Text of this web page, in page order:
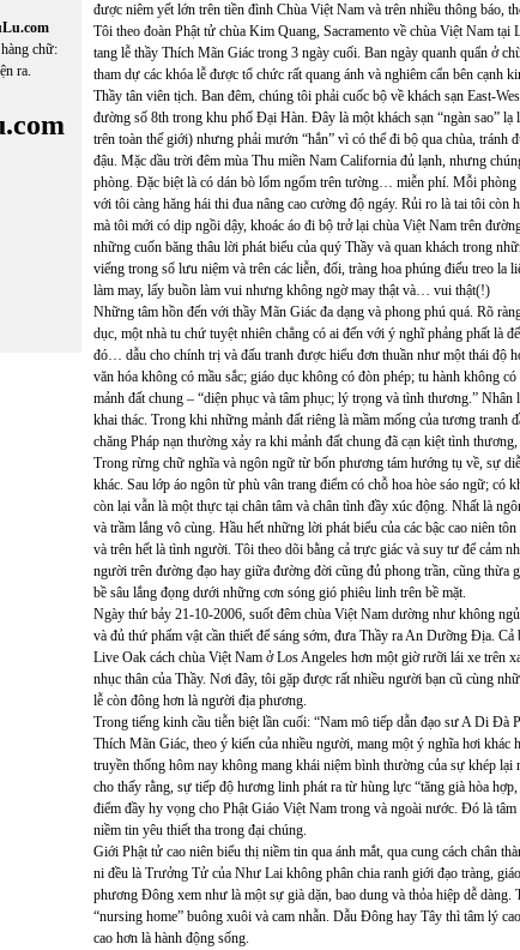
chữ:
ra.
được niêm yết lớn trên tiền đình Chùa Việt Nam và trên nhiều thông báo,
Tôi theo đoàn Phật tử chùa Kim Quang, Sacramento về chùa Việt Nam tại
tang lễ thầy Thích Mãn Giác trong 3 ngày cuối. Ban ngày quanh quẩn ở
tham dự các khóa lễ được tổ chức rất quang ánh và nghiêm cẩn bên cạnh
Thầy tân viên tịch. Ban đêm, chúng tôi phải cuốc bộ về khách sạn East-
đường số 8th trong khu phố Đại Hàn. Đây là một khách sạn “ngàn sao”
trên toàn thế giới) nhưng phải mướn “hắn” vì có thể đi bộ qua chùa, tránh
đậu. Mặc dầu trời đêm mùa Thu miền Nam California đủ lạnh, nhưng
phòng. Đặc biệt là có dán bò lổm ngổm trên tường… miễn phí. Mỗi
với tôi càng hăng hái thi đua nâng cao cường độ ngáy. Rủi ro là tai tôi
mà tôi mới có dịp ngồi dậy, khoác áo đi bộ trở lại chùa Việt Nam trên
những cuốn băng thâu lời phát biểu của quý Thầy và quan khách trong
viếng trong sổ lưu niệm và trên các liễn, đối, tràng hoa phúng điếu treo
làm may, lấy buồn làm vui nhưng không ngờ may thật và… vui thật(!)
Những tâm hồn đến với thầy Mãn Giác đa dạng và phong phú quá. Rõ
dục, một nhà tu chứ tuyệt nhiên chẳng có ai đến với ý nghĩ phảng phất là
đó… dẫu cho chính trị và đấu tranh được hiểu đơn thuần như một thái độ
văn hóa không có mầu sắc; giáo dục không có đòn phép; tu hành không
mảnh đất chung – “diện phục và tâm phục; lý trọng và tình thương.”
khai thác. Trong khi những mảnh đất riêng là mầm mống của tương tranh
chăng Pháp nạn thường xảy ra khi mảnh đất chung đã cạn kiệt tình
Trong rừng chữ nghĩa và ngôn ngữ từ bốn phương tám hướng tụ về, sự
khác. Sau lớp áo ngôn từ phù vân trang điểm có chỗ hoa hòe sáo ngữ;
còn lại vẫn là một thực tại chân tâm và chân tình đầy xúc động. Nhất là
và trầm lắng vô cùng. Hầu hết những lời phát biểu của các bậc cao niên
và trên hết là tình người. Tôi theo dõi bằng cả trực giác và suy tư để cảm
người trên đường đạo hay giữa đường đời cũng đủ phong trần, cũng thừa
bề sâu lắng đọng dưới những cơn sóng gió phiêu linh trên bề mặt.
Ngày thứ bảy 21-10-2006, suốt đêm chùa Việt Nam dường như không
và đủ thứ phẩm vật cần thiết để sáng sớm, đưa Thầy ra An Dưỡng Địa.
Live Oak cách chùa Việt Nam ở Los Angeles hơn một giờ rưỡi lái xe trên
nhục thân của Thầy. Nơi đây, tôi gặp được rất nhiều người bạn cũ cùng
lễ còn đông hơn là người địa phương.
Trong tiếng kinh cầu tiễn biệt lần cuối: “Nam mô tiếp dẫn đạo sư A Di Đà
Thích Mãn Giác, theo ý kiến của nhiều người, mang một ý nghĩa hơi
truyền thống hôm nay không mang khái niệm bình thường của sự khép
cho thấy rằng, sự tiếp độ hương linh phát ra từ hùng lực “tăng già hòa
điểm đầy hy vọng cho Phật Giáo Việt Nam trong và ngoài nước. Đó là
niềm tin yêu thiết tha trong đại chúng.
Giới Phật tử cao niên biểu thị niềm tin qua ánh mắt, qua cung cách chân
ni đều là Trưởng Tử của Như Lai không phân chia ranh giới đạo tràng,
phương Đông xem như là một sự già dặn, bao dung và thỏa hiệp dễ
“nursing home” buông xuôi và cam nhẫn. Dẫu Đông hay Tây thì tâm lý
cao hơn là hành động sống.